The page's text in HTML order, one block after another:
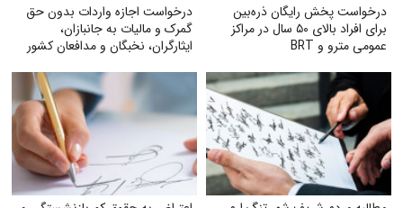
درخواست پخش رایگان ذره‌بین
برای افراد بالای ۵۰ سال در مراکز
عمومی مترو و BRT
درخواست اجازه واردات بدون حق
گمرک و مالیات به جانبازان،
ایثارگران، نخبگان و مدافعان کشور